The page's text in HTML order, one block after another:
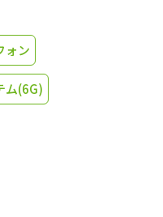
くあるご質問
金のお支払いについて 受
ォン
ム(6G)